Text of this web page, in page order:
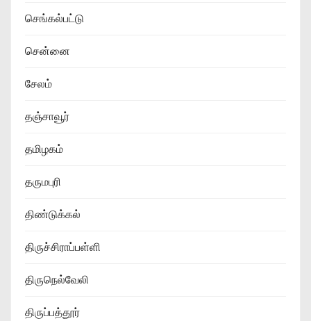
செங்கல்பட்டு
சென்னை
சேலம்
தஞ்சாவூர்
தமிழகம்
தருமபுரி
திண்டுக்கல்
திருச்சிராப்பள்ளி
திருநெல்வேலி
திருப்பத்தூர்